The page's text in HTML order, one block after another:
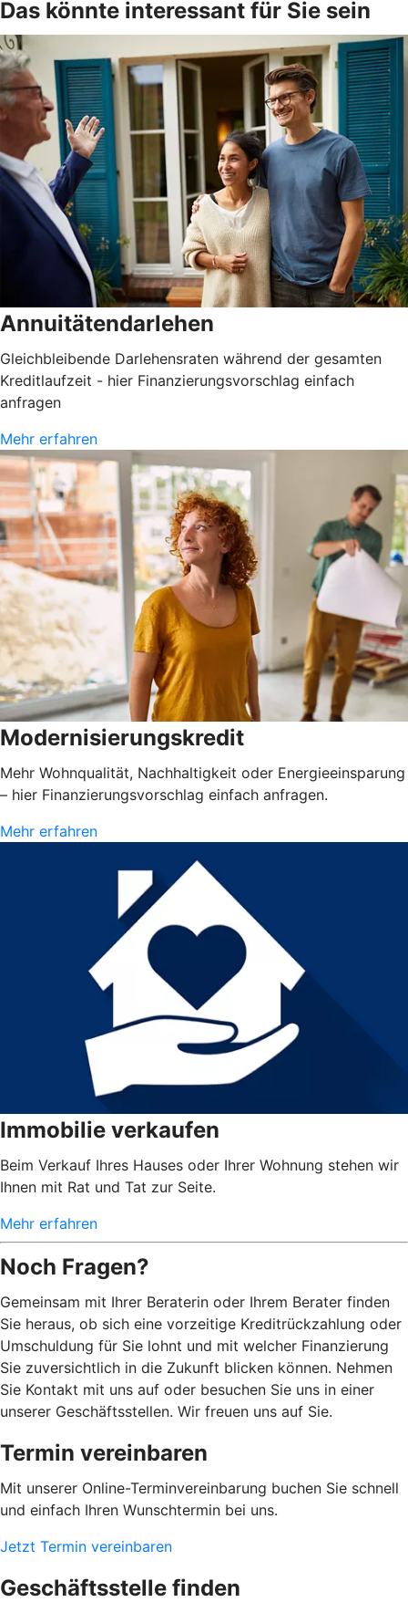
Das könnte interessant für Sie sein
Annuitätendarlehen
Gleichbleibende Darlehensraten während der gesamten
Kreditlaufzeit - hier Finanzierungsvorschlag einfach
anfragen
Mehr erfahren
Modernisierungskredit
Mehr Wohnqualität, Nachhaltigkeit oder Energieeinsparung
– hier Finanzierungsvorschlag einfach anfragen.
Mehr erfahren
Immobilie verkaufen
Beim Verkauf Ihres Hauses oder Ihrer Wohnung stehen wir
Ihnen mit Rat und Tat zur Seite.
Mehr erfahren
Noch Fragen?
Gemeinsam mit Ihrer Beraterin oder Ihrem Berater finden
Sie heraus, ob sich eine vorzeitige Kreditrückzahlung oder
Umschuldung für Sie lohnt und mit welcher Finanzierung
Sie zuversichtlich in die Zukunft blicken können. Nehmen
Sie Kontakt mit uns auf oder besuchen Sie uns in einer
unserer Geschäftsstellen. Wir freuen uns auf Sie.
Termin vereinbaren
Mit unserer Online-Terminvereinbarung buchen Sie schnell
und einfach Ihren Wunschtermin bei uns.
Jetzt Termin vereinbaren
Geschäftsstelle finden